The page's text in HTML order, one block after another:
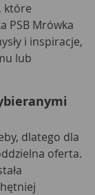
które
PSB Mrówka
i inspiracje,
lub
dlatego dla
oferta.